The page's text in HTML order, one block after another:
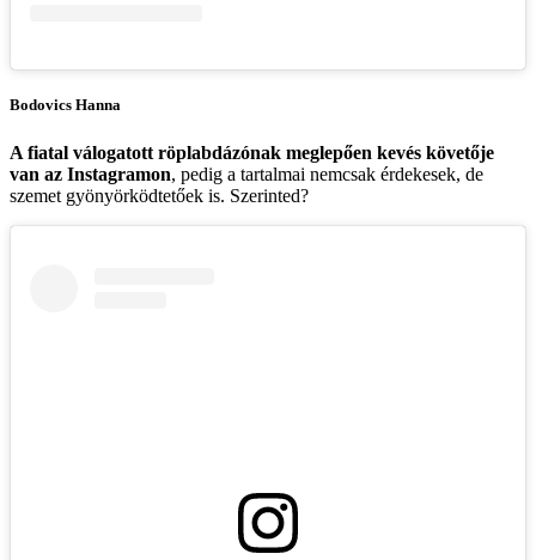
Bodovics Hanna
A fiatal válogatott röplabdázónak meglepően kevés követője
van az Instagramon, pedig a tartalmai nemcsak érdekesek, de
szemet gyönyörködtetőek is. Szerinted?